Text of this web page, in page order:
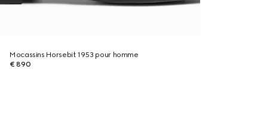
Mocassins Horsebit 1953 pour homme
€ 890